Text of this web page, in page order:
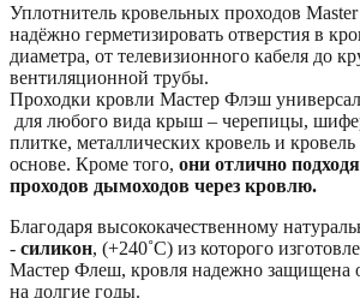
Уплотнитель кровельных проходов Master
надёжно герметизировать отверстия в
диаметра, от телевизионного кабеля до
вентиляционной трубы.
Проходки кровли Мастер Флэш
для любого вида крыш – черепицы,
плитке, металлических кровель и
основе. Кроме того, они отлично
проходов дымоходов через кровлю.
Благодаря высококачественному
- силикон, (+240˚C) из которого
Мастер Флеш, кровля надежно защищена
на долгие годы.